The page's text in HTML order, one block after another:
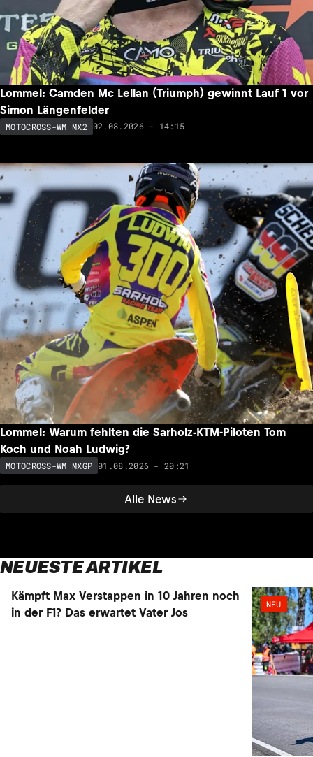
Alle News
Lommel: Camden Mc Lellan (Triumph) gewinnt Lauf 1 vor
Simon Längenfelder
MOTOCROSS-WM MX2 02.08.2026 - 14:15
Lommel: Warum fehlten die Sarholz-KTM-Piloten Tom
Koch und Noah Ludwig?
MOTOCROSS-WM MXGP 01.08.2026 - 20:21
NEUESTE ARTIKEL
NEU
Kämpft Max Verstappen in 10 Jahren noch
in der F1? Das erwartet Vater Jos
NEU